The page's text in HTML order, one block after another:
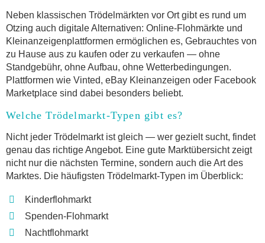
Neben klassischen Trödelmärkten vor Ort gibt es rund um
Otzing auch digitale Alternativen: Online-Flohmärkte und
Kleinanzeigenplattformen ermöglichen es, Gebrauchtes von
zu Hause aus zu kaufen oder zu verkaufen — ohne
Standgebühr, ohne Aufbau, ohne Wetterbedingungen.
Plattformen wie Vinted, eBay Kleinanzeigen oder Facebook
Marketplace sind dabei besonders beliebt.
Welche Trödelmarkt-Typen gibt es?
Nicht jeder Trödelmarkt ist gleich — wer gezielt sucht, findet
genau das richtige Angebot. Eine gute Marktübersicht zeigt
nicht nur die nächsten Termine, sondern auch die Art des
Marktes. Die häufigsten Trödelmarkt-Typen im Überblick:
Kinderflohmarkt
Spenden-Flohmarkt
Nachtflohmarkt